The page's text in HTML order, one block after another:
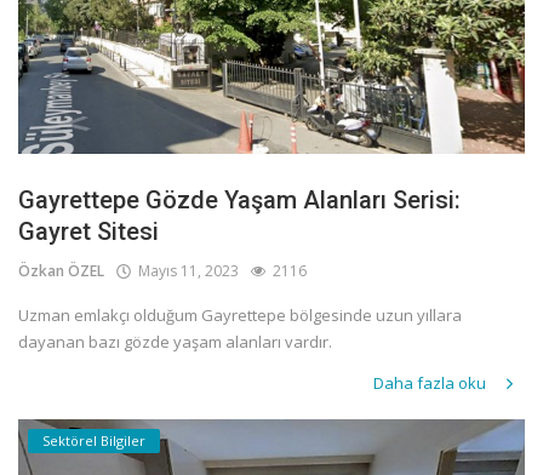
Gayrettepe Gözde Yaşam Alanları Serisi:
Gayret Sitesi
Özkan ÖZEL Mayıs 11, 2023 2116
Uzman emlakçı olduğum Gayrettepe bölgesinde uzun yıllara
dayanan bazı gözde yaşam alanları vardır.
Daha fazla oku
Sektörel Bilgiler